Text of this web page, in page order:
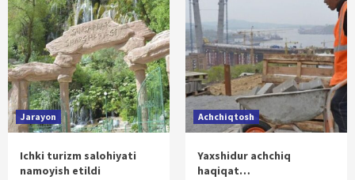
Jarayon
Ichki turizm salohiyati
namoyish etildi
Achchiqtosh
Yaxshidur achchiq
haqiqat…